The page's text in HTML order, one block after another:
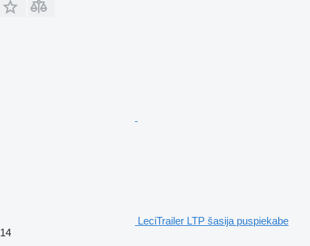
LeciTrailer LTP šasija puspiekabe
14